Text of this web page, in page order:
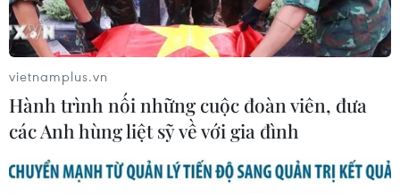
Nhật Bản ủng hộ Mỹ phản ứng kiềm chế
vietnamplus.vn
Hành trình nối những cuộc đoàn viên, đưa
các Anh hùng liệt sỹ về với gia đình